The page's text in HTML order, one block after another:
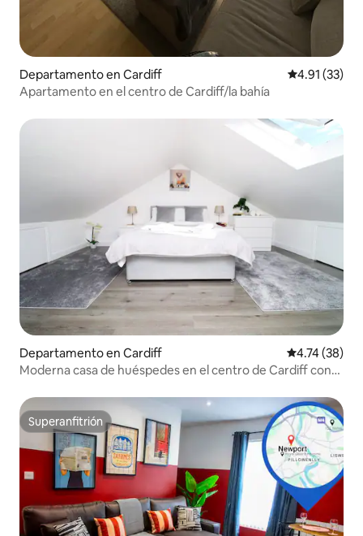
Departamento en Cardiff Calificación
4.91 (33)
Apartamento en el centro de Cardiff/la bahía
Departamento en Cardiff Calificación
4.74 (38)
Moderna casa de huéspedes en el centro de Cardiff con
Superanfitrión
Superanfitrión